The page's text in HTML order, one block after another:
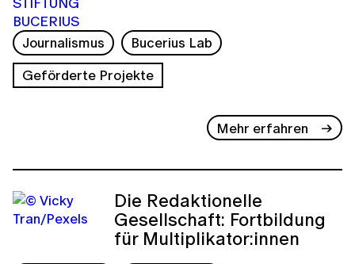
Journalismus
Bucerius Lab
Geförderte Projekte
Mehr erfahren
Die Redaktionelle
Gesellschaft: Fortbildung
für Multiplikator:innen